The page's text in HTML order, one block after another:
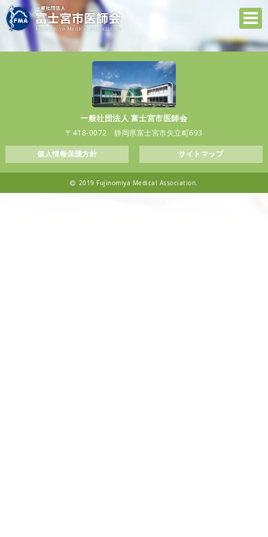
一般社団法人 富士宮市医師会
〒418-0072 静岡県富士宮市矢立町693
個人情報保護方針 サイトマップ
2019 Fujinomiya Medical Association.